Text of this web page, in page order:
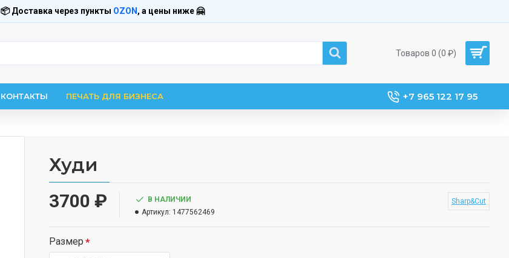
📦 Доставка через пункты OZON , а цены ниже 🤗
Товаров 0 (0 ₽)
КОНТАКТЫ ПЕЧАТЬ ДЛЯ БИЗНЕСА +7 965 122 17 95
Худи
3700 ₽
В НАЛИЧИИ
Артикул: 1477562469
Sharp&Cut
Размер